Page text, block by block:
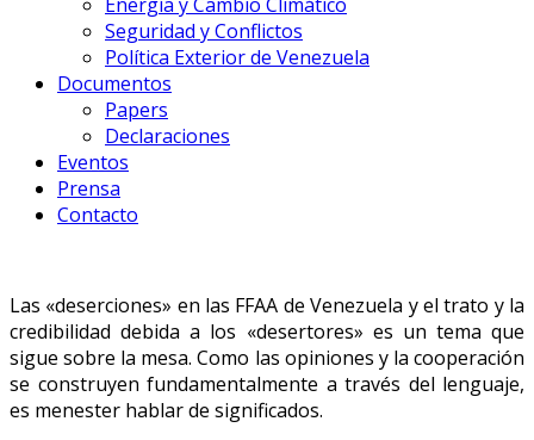
Seguridad y Conflictos
Política Exterior de Venezuela
Documentos
Papers
Declaraciones
Eventos
Prensa
Contacto
Las «deserciones» en las FFAA de Venezuela y el trato y la
credibilidad debida a los «desertores» es un tema que
sigue sobre la mesa. Como las opiniones y la cooperación
se construyen fundamentalmente a través del lenguaje,
es menester hablar de significados.